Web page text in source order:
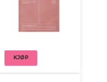
og toning for å
KJØP